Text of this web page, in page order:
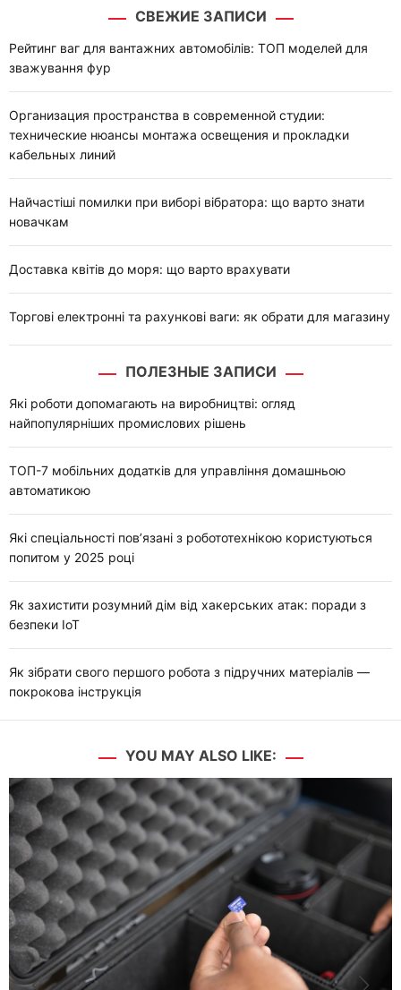
:
СВЕЖИЕ ЗАПИСИ
Рейтинг ваг для вантажних автомобілів: ТОП моделей для
зважування фур
Организация пространства в современной студии:
технические нюансы монтажа освещения и прокладки
кабельных линий
Найчастіші помилки при виборі вібратора: що варто знати
новачкам
Доставка квітів до моря: що варто врахувати
Торгові електронні та рахункові ваги: як обрати для магазину
ПОЛЕЗНЫЕ ЗАПИСИ
Які роботи допомагають на виробництві: огляд
найпопулярніших промислових рішень
ТОП-7 мобільних додатків для управління домашньою
автоматикою
Які спеціальності пов’язані з робототехнікою користуються
попитом у 2025 році
Як захистити розумний дім від хакерських атак: поради з
безпеки IoT
Як зібрати свого першого робота з підручних матеріалів —
покрокова інструкція
YOU MAY ALSO LIKE: